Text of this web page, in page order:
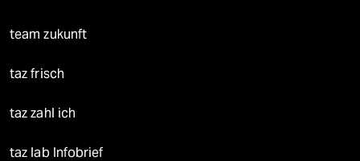
team zukunft
taz frisch
taz zahl ich
taz lab Infobrief